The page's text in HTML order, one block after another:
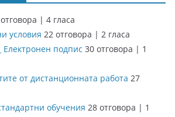
| 4 гласа
условия 22 отговора | 2 гласа
Електронен подпис 30 отговора | 1
от дистанционната работа 27
обучения 28 отговора | 1